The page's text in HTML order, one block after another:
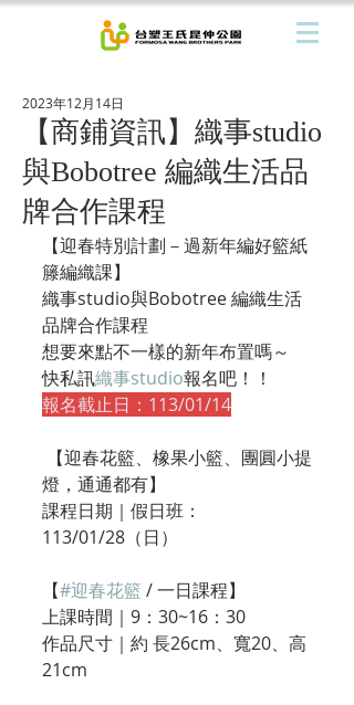
【商鋪資訊】織事studio
與Bobotree 編織生活品
牌合作課程
2023年12月14日
【迎春特別計劃－過新年編好籃紙
籐編織課】
織事studio與Bobotree 編織生活
品牌合作課程
想要來點不一樣的新年布置嗎～
快私訊織事studio報名吧！！
報名截止日 ：113/01/14
【迎春花籃、橡果小籃、團圓小提
燈，通通都有】
課程日期｜假日班：
113/01/28（日）
【#迎春花籃 / 一日課程】
上課時間｜9：30~16：30
作品尺寸｜約 長26cm、寬20、高
21cm